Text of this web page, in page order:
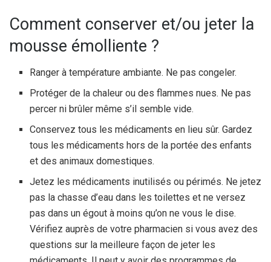
Comment conserver et/ou jeter la
mousse émolliente ?
Ranger à température ambiante. Ne pas congeler.
Protéger de la chaleur ou des flammes nues. Ne pas
percer ni brûler même s’il semble vide.
Conservez tous les médicaments en lieu sûr. Gardez
tous les médicaments hors de la portée des enfants
et des animaux domestiques.
Jetez les médicaments inutilisés ou périmés. Ne jetez
pas la chasse d’eau dans les toilettes et ne versez
pas dans un égout à moins qu’on ne vous le dise.
Vérifiez auprès de votre pharmacien si vous avez des
questions sur la meilleure façon de jeter les